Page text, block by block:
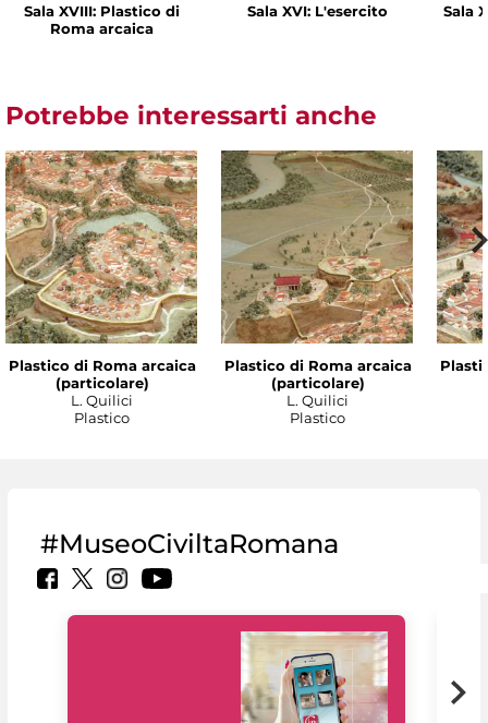
Sala XVIII: Plastico di
Roma arcaica
Sala XVI: L'esercito Sala
Potrebbe interessarti anche
Plastico di Roma arcaica
(particolare)
L. Quilici
Plastico
Plastico di Roma arcaica
(particolare)
L. Quilici
Plastico
#MuseoCiviltaRomana